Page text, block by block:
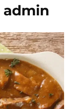
admin